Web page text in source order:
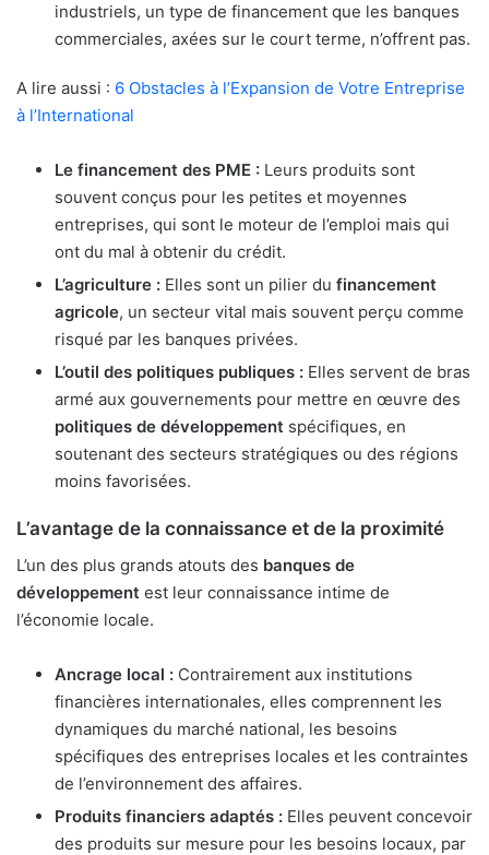
industriels, un type de financement que les banques
commerciales, axées sur le court terme, n’offrent pas.
A lire aussi : 6 Obstacles à l’Expansion de Votre Entreprise
à l’International
Le financement des PME : Leurs produits sont
souvent conçus pour les petites et moyennes
entreprises, qui sont le moteur de l’emploi mais qui
ont du mal à obtenir du crédit.
L’agriculture : Elles sont un pilier du financement
agricole, un secteur vital mais souvent perçu comme
risqué par les banques privées.
L’outil des politiques publiques : Elles servent de bras
armé aux gouvernements pour mettre en œuvre des
politiques de développement spécifiques, en
soutenant des secteurs stratégiques ou des régions
moins favorisées.
L’avantage de la connaissance et de la proximité
L’un des plus grands atouts des banques de
développement est leur connaissance intime de
l’économie locale.
Ancrage local : Contrairement aux institutions
financières internationales, elles comprennent les
dynamiques du marché national, les besoins
spécifiques des entreprises locales et les contraintes
de l’environnement des affaires.
Produits financiers adaptés : Elles peuvent concevoir
des produits sur mesure pour les besoins locaux, par